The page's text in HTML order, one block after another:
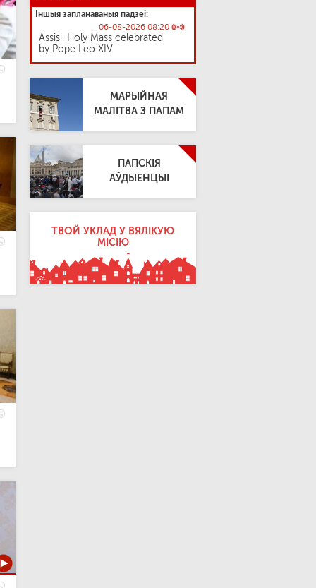
Іншыя запланаваныя падзеі:
06-08-2026 08:20
Assisi: Holy Mass celebrated
by Pope Leo XIV
МАРЫЙНАЯ
МАЛІТВА З ПАПАМ
ПАПСКІЯ
АЎДЫЕНЦЫІ
ТВОЙ УКЛАД У ВЯЛІКУЮ
МІСІЮ